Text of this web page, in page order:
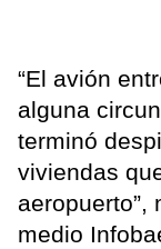
“El avión
alguna
terminó
viviendas
aeropuerto”,
medio